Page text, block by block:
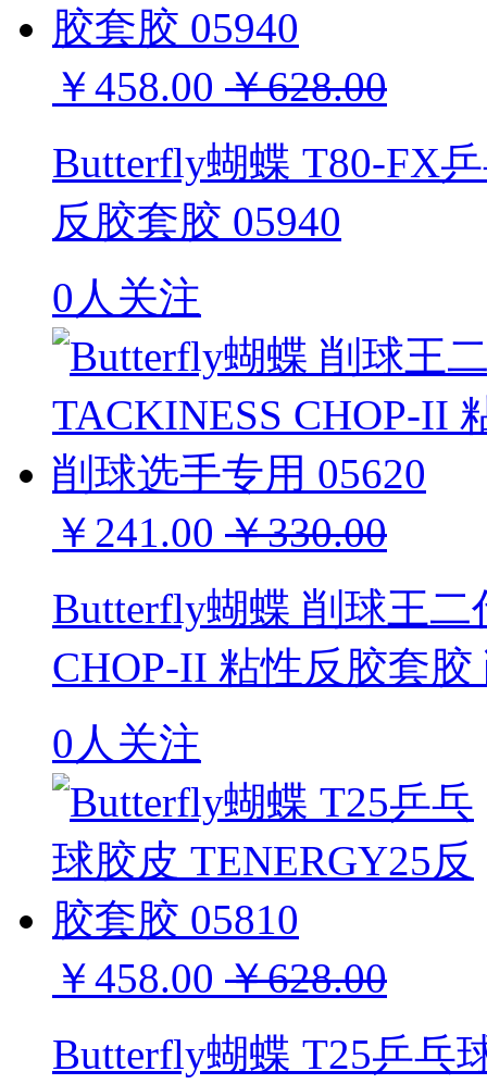
￥458.00 ￥628.00
Butterfly蝴蝶 T80-FX
反胶套胶 05940
0人关注
￥241.00 ￥330.00
Butterfly蝴蝶 削球王二
CHOP-II 粘性反胶套
0人关注
￥458.00 ￥628.00
Butterfly蝴蝶 T25乒乓